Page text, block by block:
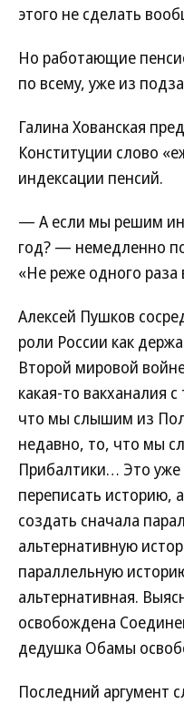
этого не сделать
Но работающие
по всему, уже из
Галина Хованская
Конституции слово
индексации пенсий.
— А если мы решим
год? — немедленно
«Не реже одного раза
Алексей Пушков
роли России как
Второй мировой
какая-то вакханалия
что мы слышим из
недавно, то, что мы
Прибалтики… Это уже
переписать историю,
создать сначала
альтернативную
параллельную
альтернативная.
освобождена
дедушка Обамы
Последний аргумент